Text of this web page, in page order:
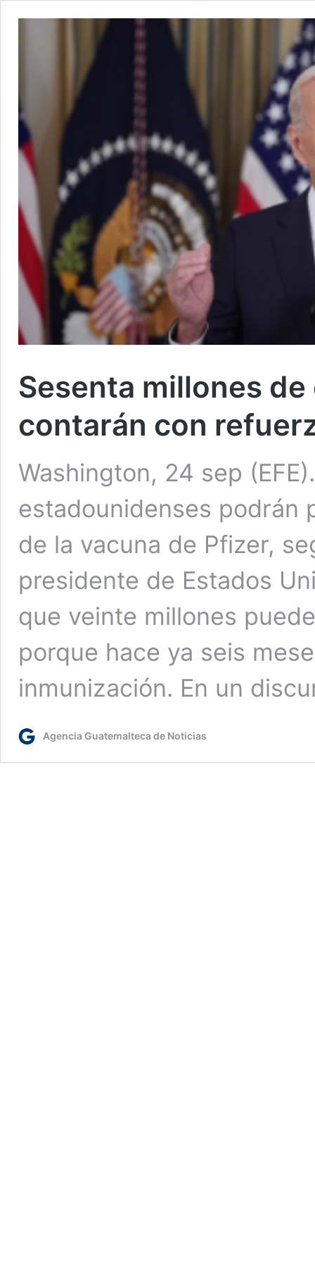
Sesenta millones
contarán con
Washington, 24 sep
estadounidenses podrán
de la vacuna de Pfizer,
presidente de Estados
que veinte millones
porque hace ya seis
inmunización. En un
Agencia Guatemalteca de Noticias